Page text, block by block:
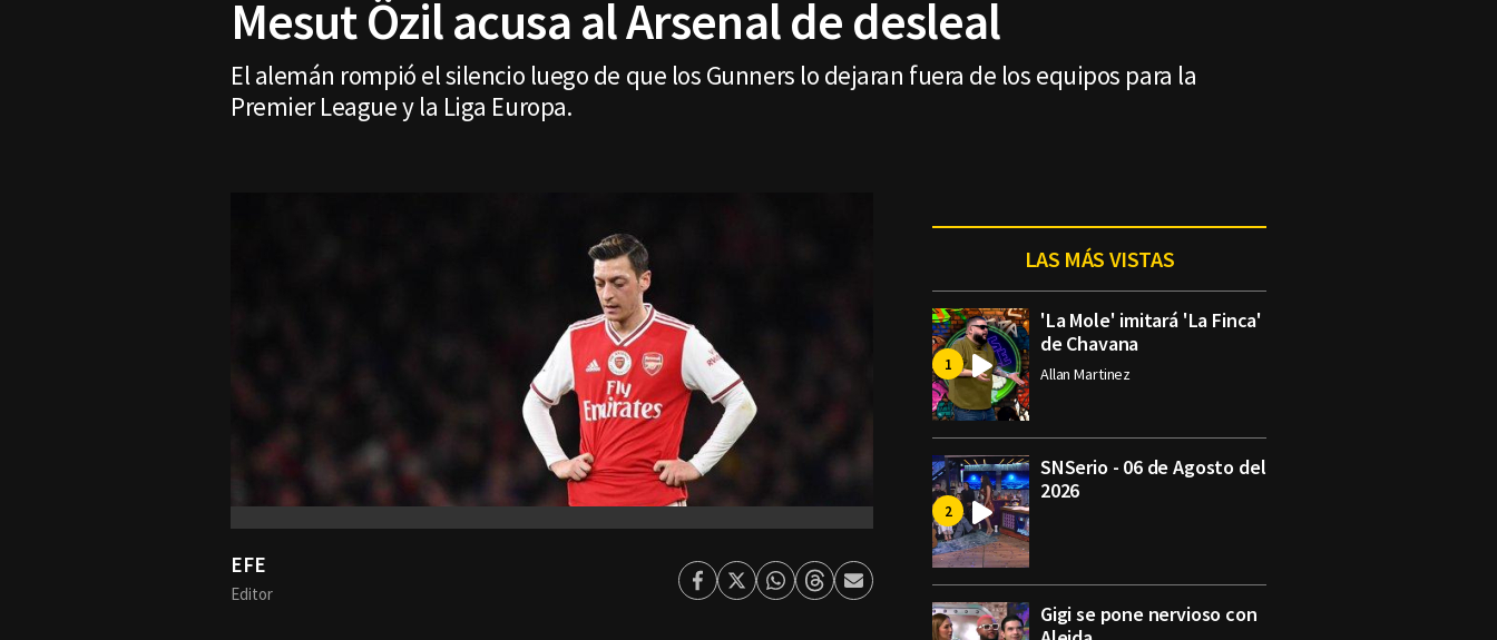
Mesut Özil acusa al Arsenal de desleal
El alemán rompió el silencio luego de que los Gunners lo dejaran fuera de los equipos para la
Premier League y la Liga Europa.
EFE
Editor Facebook
TwitterWhatsapp
ThreadsEnviar
LAS MÁS VISTAS
'La Mole' imitará 'La Finca'
de Chavana
Allan Martinez
SNSerio - 06 de Agosto del
2026
Gigi se pone nervioso con